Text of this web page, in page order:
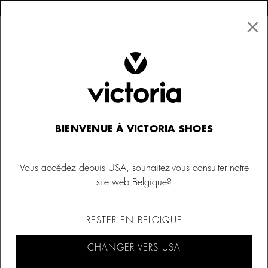
×
BIENVENUE À VICTORIA SHOES
Vous accédez depuis USA, souhaitez-vous consulter notre
site web Belgique?
RESTER EN BELGIQUE
CHANGER VERS USA